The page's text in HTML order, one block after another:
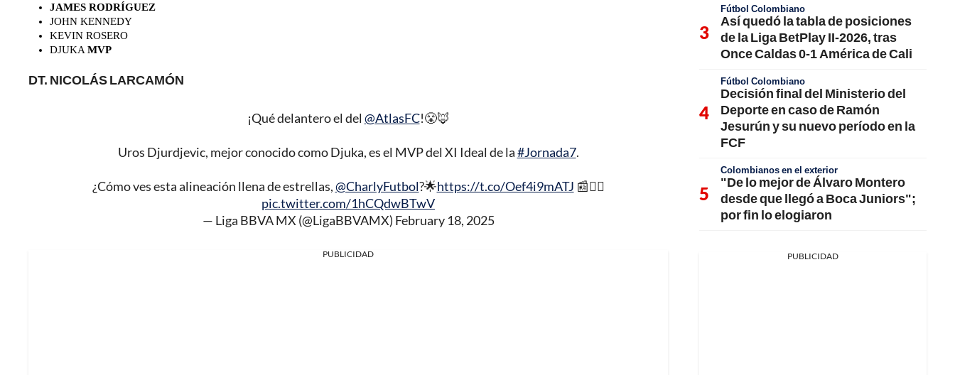
JAMES RODRÍGUEZ
JOHN KENNEDY
KEVIN ROSERO
DJUKA MVP
DT. NICOLÁS LARCAMÓN
¡Qué delantero el del @AtlasFC!😤🦊
Uros Djurdjevic, mejor conocido como Djuka, es el MVP del XI Ideal de la#Jornada7.
¿Cómo ves esta alineación llena de estrellas,@CharlyFutbol?🌟https://t.co/Oef4i9mATJ 📰✍🏼
pic.twitter.com/1hCQdwBTwV
— Liga BBVA MX (@LigaBBVAMX) February 18, 2025
PUBLICIDAD
Fútbol Colombiano
Así quedó la tabla de posiciones
de la Liga BetPlay II-2026, tras
Once Caldas 0-1 América de Cali
Fútbol Colombiano
Decisión final del Ministerio del
Deporte en caso de Ramón
Jesurún y su nuevo período en la
FCF
Colombianos en el exterior
"De lo mejor de Álvaro Montero
desde que llegó a Boca Juniors";
por fin lo elogiaron
PUBLICIDAD